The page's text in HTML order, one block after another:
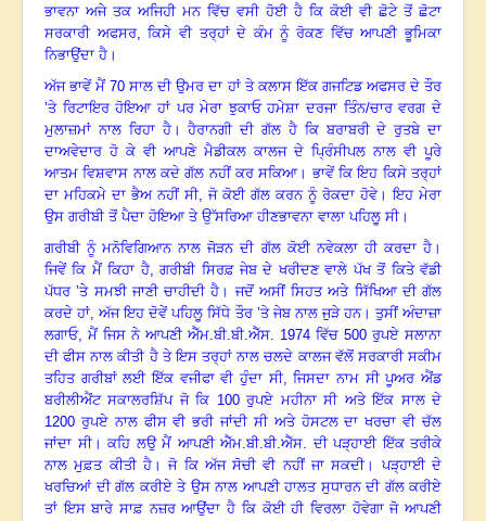
ਭਾਵਨਾ ਅਜੇ ਤਕ ਅਜਿਹੀ ਮਨ ਵਿੱਚ ਵਸੀ ਹੋਈ ਹੈ ਕਿ ਕੋਈ ਵੀ ਛੋਟੇ ਤੋਂ ਛੋਟਾ
ਸਰਕਾਰੀ ਅਫਸਰ,ਕਿਸੇ ਵੀ ਤਰ੍ਹਾਂ ਦੇ ਕੰਮ ਨੂੰ ਰੋਕਣ ਵਿੱਚ ਆਪਣੀ ਭੂਮਿਕਾ
ਨਿਭਾਉਂਦਾ ਹੈ ।
ਅੱਜ ਭਾਵੇਂ ਮੈਂ70 ਸਾਲ ਦੀ ਉਮਰ ਦਾ ਹਾਂ ਤੇ ਕਲਾਸ ਇੱਕ ਗਜਟਿਡ ਅਫਸਰ ਦੇ ਤੌਰ
’ਤੇ ਰਿਟਾਇਰ ਹੋਇਆ ਹਾਂ ਪਰ ਮੇਰਾ ਝੁਕਾਓ ਹਮੇਸ਼ਾ ਦਰਜਾ ਤਿੰਨ/ਚਾਰ ਵਰਗ ਦੇ
ਮੁਲਾਜ਼ਮਾਂ ਨਾਲ ਰਿਹਾ ਹੈ।ਹੈਰਾਨਗੀ ਦੀ ਗੱਲ ਹੈ ਕਿ ਬਰਾਬਰੀ ਦੇ ਰੁਤਬੇ ਦਾ
ਦਾਅਵੇਦਾਰ ਹੋ ਕੇ ਵੀ ਆਪਣੇ ਮੈਡੀਕਲ ਕਾਲਜ ਦੇ ਪ੍ਰਿੰਸੀਪਲ ਨਾਲ ਵੀ ਪੂਰੇ
ਆਤਮ ਵਿਸ਼ਵਾਸ ਨਾਲ ਕਦੇ ਗੱਲ ਨਹੀਂ ਕਰ ਸਕਿਆ। ਭਾਵੇਂ ਕਿ ਇਹ ਕਿਸੇ ਤਰ੍ਹਾਂ
ਦਾ ਮਹਿਕਮੇ ਦਾ ਭੈਅ ਨਹੀਂ ਸੀ, ਜੋ ਕੋਈ ਗੱਲ ਕਰਨ ਨੂੰ ਰੋਕਦਾ ਹੋਵੇ।ਇਹ ਮੇਰਾ
ਉਸ ਗਰੀਬੀ ਤੋਂ ਪੈਦਾ ਹੋਇਆ ਤੇ ਉੱਸਰਿਆ ਹੀਣਭਾਵਨਾ ਵਾਲਾ ਪਹਿਲੂ ਸੀ।
ਗਰੀਬੀ ਨੂੰ ਮਨੋਵਿਗਿਆਨ ਨਾਲ ਜੋੜਨ ਦੀ ਗੱਲ ਕੋਈ ਨਵੇਕਲਾ ਹੀ ਕਰਦਾ ਹੈ ।
ਜਿਵੇਂ ਕਿ ਮੈਂ ਕਿਹਾ ਹੈ, ਗਰੀਬੀ ਸਿਰਫ਼ ਜੇਬ ਦੇ ਖਰੀਦਣ ਵਾਲੇ ਪੱਖ ਤੋਂ ਕਿਤੇ ਵੱਡੀ
ਪੱਧਰ ’ਤੇ ਸਮਝੀ ਜਾਣੀ ਚਾਹੀਦੀ ਹੈ । ਜਦੋਂ ਅਸੀਂ ਸਿਹਤ ਅਤੇ ਸਿੱਖਿਆ ਦੀ ਗੱਲ
ਕਰਦੇ ਹਾਂ,ਅੱਜ ਇਹ ਦੋਵੇਂ ਪਹਿਲੂ ਸਿੱਧੇ ਤੌਰ ’ਤੇ ਜੇਬ ਨਾਲ ਜੁੜੇ ਹਨ। ਤੁਸੀਂ ਅੰਦਾਜ਼ਾ
ਲਗਾਓ, ਮੈਂ ਜਿਸ ਨੇ ਆਪਣੀ ਐੱਮ.ਬੀ.ਬੀ.ਐੱਸ. 1974 ਵਿੱਚ 500 ਰੁਪਏ ਸਲਾਨਾ
ਦੀ ਫੀਸ ਨਾਲ ਕੀਤੀ ਹੈ ਤੇ ਇਸ ਤਰ੍ਹਾਂ ਨਾਲ ਚਲਦੇ ਕਾਲਜ ਵੱਲੋਂ ਸਰਕਾਰੀ ਸਕੀਮ
ਤਹਿਤ ਗਰੀਬਾਂ ਲਈ ਇੱਕ ਵਜੀਫਾ ਵੀ ਹੁੰਦਾ ਸੀ, ਜਿਸਦਾ ਨਾਮ ਸੀ ਪੂਅਰ ਐਂਡ
ਬਰੀਲੀਐਂਟ ਸਕਾਲਰਸ਼ਿੱਪ ਜੋ ਕਿ 100ਰੁਪਏ ਮਹੀਨਾ ਸੀ ਅਤੇ ਇੱਕ ਸਾਲ ਦੇ
1200 ਰੁਪਏ ਨਾਲ ਫੀਸ ਵੀ ਭਰੀ ਜਾਂਦੀ ਸੀ ਅਤੇ ਹੋਸਟਲ ਦਾ ਖਰਚਾ ਵੀ ਚੱਲ
ਜਾਂਦਾ ਸੀ। ਕਹਿ ਲਉ ਮੈਂ ਆਪਣੀ ਐੱਮ.ਬੀ.ਬੀ.ਐੱਸ. ਦੀ ਪੜ੍ਹਾਈ ਇੱਕ ਤਰੀਕੇ
ਨਾਲ ਮੁਫ਼ਤ ਕੀਤੀ ਹੈ।ਜੋ ਕਿ ਅੱਜ ਸੋਚੀ ਵੀ ਨਹੀਂ ਜਾ ਸਕਦੀ। ਪੜ੍ਹਾਈ ਦੇ
ਖਰਚਿਆਂ ਦੀ ਗੱਲ ਕਰੀਏ ਤੇ ਉਸ ਨਾਲ ਆਪਣੀ ਹਾਲਤ ਸੁਧਾਰਨ ਦੀ ਗੱਲ ਕਰੀਏ
ਤਾਂ ਇਸ ਬਾਰੇ ਸਾਫ਼ ਨਜ਼ਰ ਆਉਂਦਾ ਹੈ ਕਿ ਕੋਈ ਹੀ ਵਿਰਲਾ ਹੋਵੇਗਾ ਜੋ ਆਪਣੀ